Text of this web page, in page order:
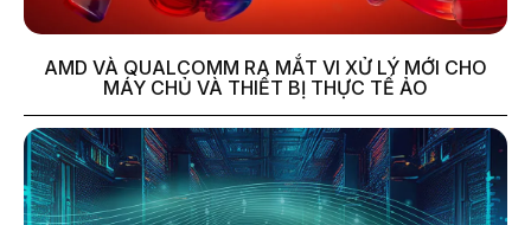
AMD VÀ QUALCOMM RA MẮT VI XỬ LÝ MỚI CHO
MÁY CHỦ VÀ THIẾT BỊ THỰC TẾ ẢO